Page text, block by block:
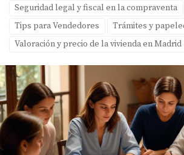
Seguridad legal y fiscal en la compraventa
Tips para Vendedores
Trámites y
Valoración y precio de la vivienda en Madrid